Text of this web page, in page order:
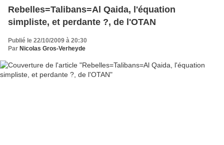
Rebelles=Talibans=Al Qaida, l'équation
simpliste, et perdante ?, de l'OTAN
Publié le 22/10/2009 à 20:30
Par Nicolas Gros-Verheyde